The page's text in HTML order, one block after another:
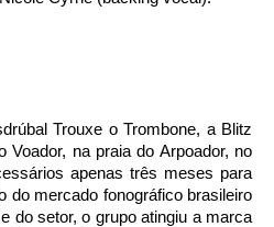
Trouxe o Trombone, a Blitz
Voador, na praia do Arpoador, no
apenas três meses para
do mercado fonográfico brasileiro
do setor, o grupo atingiu a marca